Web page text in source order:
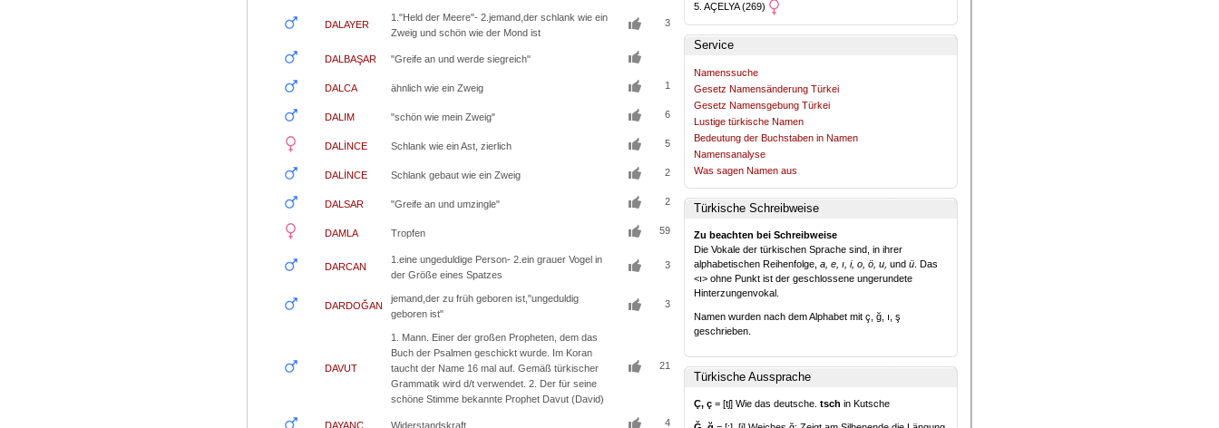
DALAYER
1."Held der Meere"- 2.jemand,der schlank wie ein
Zweig und schön wie der Mond ist
3
DALBAŞAR "Greife an und werde siegreich"
DALCA ähnlich wie ein Zweig 1
DALIM "schön wie mein Zweig" 6
DALİNCE Schlank wie ein Ast, zierlich 5
DALİNCE Schlank gebaut wie ein Zweig 2
DALSAR "Greife an und umzingle" 2
DAMLA Tropfen 59
DARCAN
1.eine ungeduldige Person- 2.ein grauer Vogel in
der Größe eines Spatzes
3
DARDOĞAN
jemand,der zu früh geboren ist,"ungeduldig
geboren ist"
3
DAVUT
1. Mann. Einer der großen Propheten, dem das
Buch der Psalmen geschickt wurde. Im Koran
taucht der Name 16 mal auf. Gemäß türkischer
Grammatik wird d/t verwendet. 2. Der für seine
schöne Stimme bekannte Prophet Davut (David)
21
DAYANÇ Widerstandskraft 4
5. AÇELYA (269)
Service
Namenssuche
Gesetz Namensänderung Türkei
Gesetz Namensgebung Türkei
Lustige türkische Namen
Bedeutung der Buchstaben in Namen
Namensanalyse
Was sagen Namen aus
Türkische Schreibweise
Zu beachten bei Schreibweise
Die Vokale der türkischen Sprache sind, in ihrer
alphabetischen Reihenfolge, a, e, ı, i, o, ö, u, und ü. Das
<ı> ohne Punkt ist der geschlossene ungerundete
Hinterzungenvokal.
Namen wurden nach dem Alphabet mit ç, ğ, ı, ş
geschrieben.
Türkische Aussprache
Ç, ç = [tʃ] Wie das deutsche. tsch in Kutsche